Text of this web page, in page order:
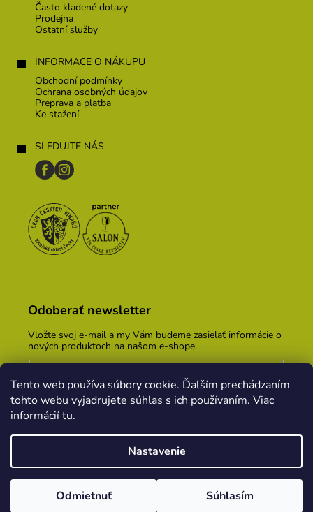
Tento web používa súbory cookie. Ďalším prechádzaním
tohto webu vyjadrujete súhlas s ich používaním. Viac
informáciítu.
Nastavenie
Odmietnuť Súhlasím
Často kladené dotazy
Prodejna
Ostatní služby
INFORMACE O NÁKUPU
Obchodní podmínky
Ochrana osobných údajov
Preprava a platba
Ke stažení
SLEDUJTE NÁS
Odoberať newsletter
Vložte svoj e-mail a my Vám budeme zasielať informácie o
nových produktoch na našom e-shope.
Vložením e-mailu súhlasíte s podmienkami ochrany
osobných údajov
PRIHLÁSIŤ SA
Vytvoril Shoptet
PekneWeby